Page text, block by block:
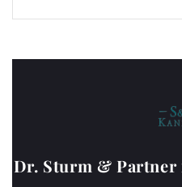
Dr. Sturm & Partner